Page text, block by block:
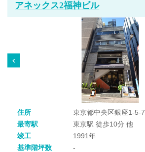
アネックス2福神ビル
住所
東京都中央区銀座1-5-7
最寄駅
東京駅 徒歩10分 他
竣工
1991年
基準階坪数
-